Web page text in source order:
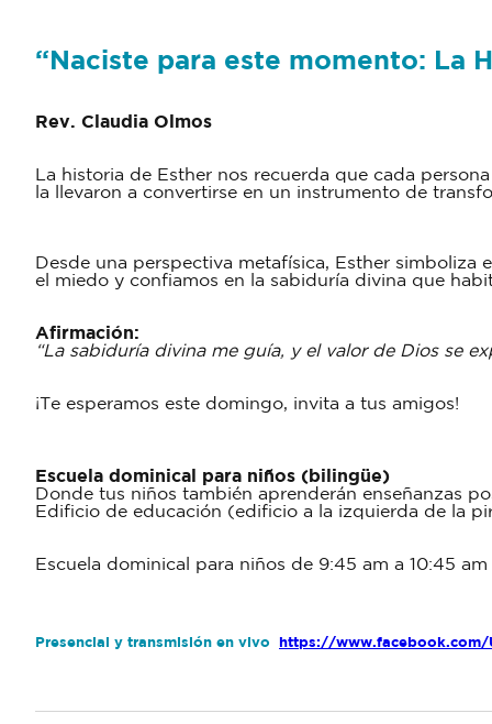
“ Naciste para este momento: La
Rev. Claudia Olmos
La historia de Esther nos recuerda que cada
la llevaron a convertirse en un instrumento de
Desde una perspectiva metafísica, Esther
el miedo y confiamos en la sabiduría divina que
Afirmación:
“La sabiduría divina me guía, y el valor de Dios se
¡Te esperamos este domingo, invita a tus amigos!
Escuela dominical para niños (bilingüe)
Donde tus niños también aprenderán enseñanzas
Edificio de educación (edificio a la izquierda de la
Escuela dominical para niños de 9:45 am a 10:45
Presencial y transmisión en vivo https://www.facebook.com/